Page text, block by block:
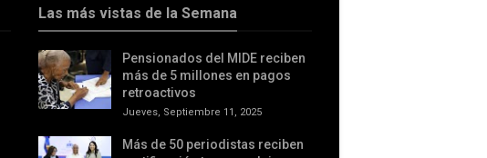
Las más vistas de la Semana
Pensionados del MIDE reciben
más de 5 millones en pagos
retroactivos
Jueves, Septiembre 11, 2025
Más de 50 periodistas reciben